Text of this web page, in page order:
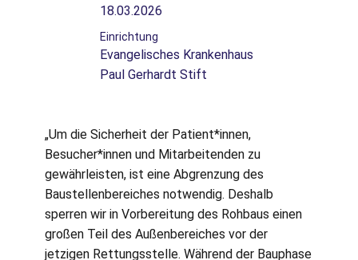
18.03.2026
Einrichtung
Evangelisches Krankenhaus
Paul Gerhardt Stift
„Um die Sicherheit der Patient*innen,
Besucher*innen und Mitarbeitenden zu
gewährleisten, ist eine Abgrenzung des
Baustellenbereiches notwendig. Deshalb
sperren wir in Vorbereitung des Rohbaus einen
großen Teil des Außenbereiches vor der
jetzigen Rettungsstelle. Während der Bauphase